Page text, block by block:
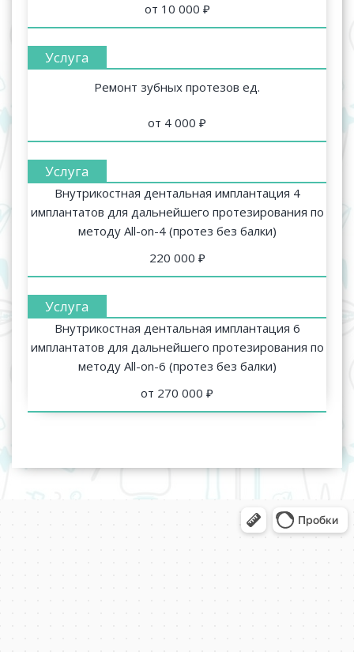
от 10 000 ₽
Ремонт зубных протезов ед.
от 4 000 ₽
Внутрикостная дентальная имплантация 4
имплантатов для дальнейшего протезирования по
методу All-on-4 (протез без балки)
220 000 ₽
Внутрикостная дентальная имплантация 6
имплантатов для дальнейшего протезирования по
методу All-on-6 (протез без балки)
от 270 000 ₽